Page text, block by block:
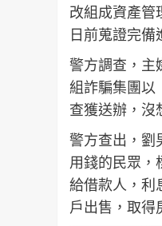
改組成資產管
日前蒐證完備
警方調查，主
組詐騙集團以
查獲送辦，沒
警方查出，劉
用錢的民眾，
給借款人，利
戶出售，取得